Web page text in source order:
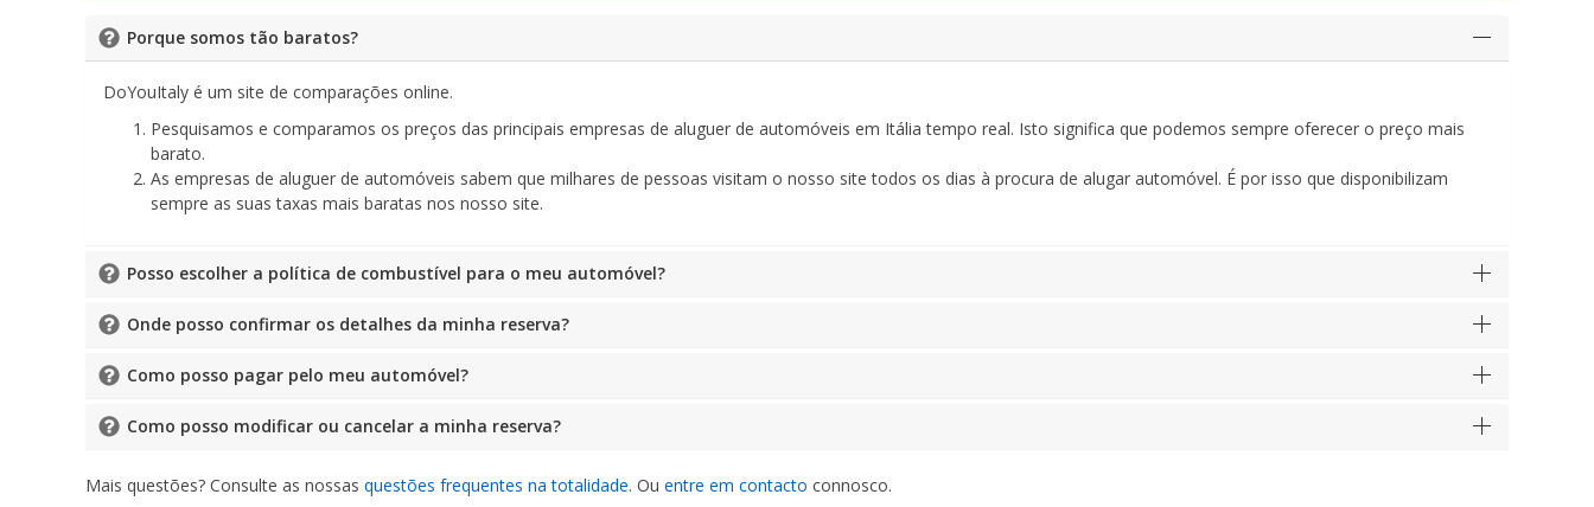
Porque somos tão baratos?
DoYouItaly é um site de comparações online.
Pesquisamos e comparamos os preços das principais empresas de aluguer de automóveis em Itália tempo real. Isto significa que podemos sempre oferecer o preço mais
barato.
As empresas de aluguer de automóveis sabem que milhares de pessoas visitam o nosso site todos os dias à procura de alugar automóvel. É por isso que disponibilizam
sempre as suas taxas mais baratas nos nosso site.
Posso escolher a política de combustível para o meu automóvel?
Onde posso confirmar os detalhes da minha reserva?
Como posso pagar pelo meu automóvel?
Como posso modificar ou cancelar a minha reserva?
Mais questões? Consulte as nossas questões frequentes na totalidade. Ou entre em contacto connosco.